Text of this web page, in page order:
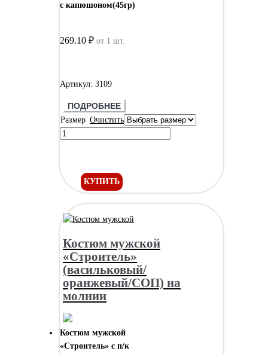
с капюшоном(45гр)
269.10 ₽ от 1 шт.
Артикул: 3109
ПОДРОБНЕЕ
Размер Очистить
КУПИТЬ
Костюм мужской
«Строитель»
(васильковый/
оранжевый/СОП) на
молнии
Костюм мужcкой
«Строитель» с п/к